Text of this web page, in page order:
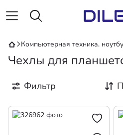
Компьютерная техника,
Чехлы для
Фильтр